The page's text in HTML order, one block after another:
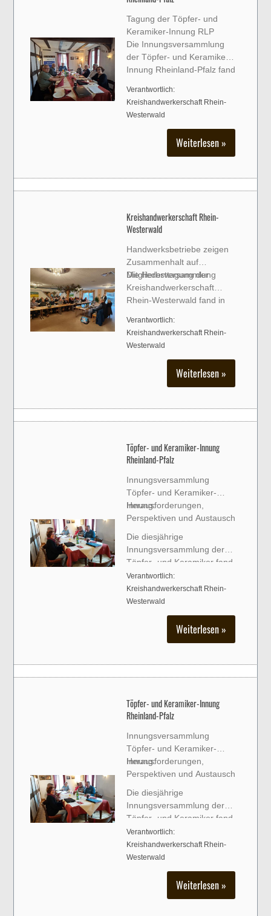
Tagung der Töpfer- und
Keramiker-Innung RLP
Die Innungsversammlung
der Töpfer- und Keramiker-
Innung Rheinland-Pfalz fand
vertrauten Kreis statt – ein
Spiegel der aktuellen
Situation in diesem
Handwerk.
Veranstaltungsort war der
Gasthof „Bei Pino“ in Höhr-
Verantwortlich:
Kreishandwerkerschaft Rhein-
Westerwald
Weiterlesen »
Kreishandwerkerschaft Rhein-
Westerwald
Handwerksbetriebe zeigen
Zusammenhalt auf
Mitgliederversammlung
Die Herbsttagung der
Kreishandwerkerschaft
Rhein-Westerwald fand in
aus den Innungen sowie
zahlreiche Gäste nahmen
teil und zeigten damit einmal
mehr die Vielfalt und
Lebendigkeit des
Handwerks in der Region.
Verantwortlich:
Kreishandwerkerschaft Rhein-
Westerwald
Weiterlesen »
Töpfer- und Keramiker-Innung
Rheinland-Pfalz
Innungsversammlung
Töpfer- und Keramiker-
Innung:
Herausforderungen,
Perspektiven und Austausch
Die diesjährige
Innungsversammlung der
Töpfer- und Keramiker fand
im Gasthof Schützenhof „Bei
Pino“ in Höhr-Grenzhausen
statt. In einer ve
Verantwortlich:
Kreishandwerkerschaft Rhein-
Westerwald
Weiterlesen »
Töpfer- und Keramiker-Innung
Rheinland-Pfalz
Innungsversammlung
Töpfer- und Keramiker-
Innung:
Herausforderungen,
Perspektiven und Austausch
Die diesjährige
Innungsversammlung der
Töpfer- und Keramiker fand
im Gasthof Schützenhof „Bei
Pino“ in Höhr-Grenzhausen
statt. In einer ve
Verantwortlich:
Kreishandwerkerschaft Rhein-
Westerwald
Weiterlesen »